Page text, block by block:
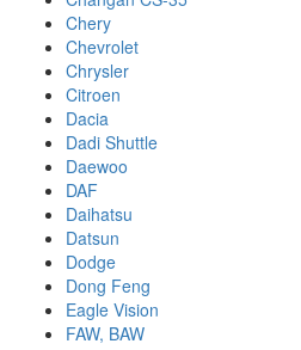
Chery
Chevrolet
Chrysler
Citroen
Dacia
Dadi Shuttle
Daewoo
DAF
Daihatsu
Datsun
Dodge
Dong Feng
Eagle Vision
FAW, BAW